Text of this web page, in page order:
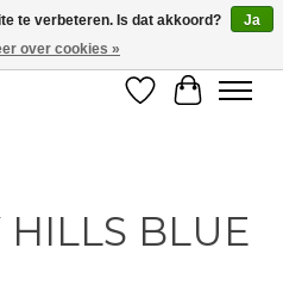
PROFESSIONALS
Verlanglijst
HILLS BLUE
te verbeteren. Is dat akkoord?
Ja
over cookies »